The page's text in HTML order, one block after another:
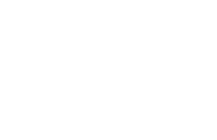
处理难度大。随着环保要求日益严格，传统处理
。